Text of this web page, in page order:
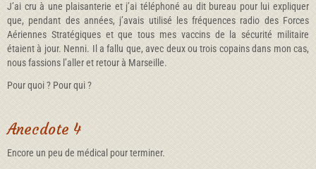
J’ai cru à une plaisanterie et j’ai téléphoné au dit bureau pour lui expliquer
que, pendant des années, j’avais utilisé les fréquences radio des Forces
Aériennes Stratégiques et que tous mes vaccins de la sécurité militaire
étaient à jour. Nenni. Il a fallu que, avec deux ou trois copains dans mon cas,
nous fassions l’aller et retour à Marseille.
Pour quoi ? Pour qui ?
Anecdote 4
Encore un peu de médical pour terminer.